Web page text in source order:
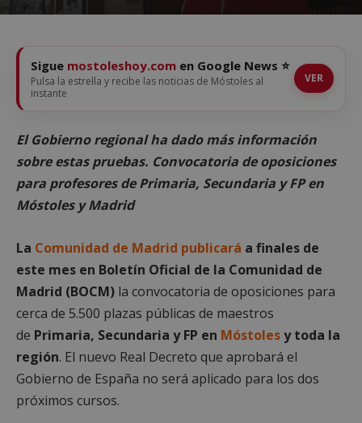
Sigue mostoleshoy.com en Google News ⭐
Pulsa la estrella y recibe las noticias de Móstoles al
instante
VER
El Gobierno regional ha dado más información
sobre estas pruebas. Convocatoria de oposiciones
para profesores de Primaria, Secundaria y FP en
Móstoles y Madrid
La Comunidad de Madrid publicará a finales de
este mes en Boletín Oficial de la Comunidad de
Madrid (BOCM) la convocatoria de oposiciones para
cerca de 5.500 plazas públicas de maestros
de Primaria, Secundaria y FP en Móstolesy toda la
región. El nuevo Real Decreto que aprobará el
Gobierno de España no será aplicado para los dos
próximos cursos.